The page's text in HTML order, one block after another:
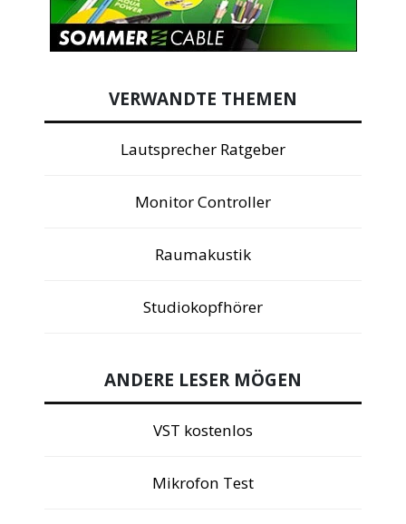
VERWANDTE THEMEN
Lautsprecher Ratgeber
Monitor Controller
Raumakustik
Studiokopfhörer
ANDERE LESER MÖGEN
VST kostenlos
Mikrofon Test